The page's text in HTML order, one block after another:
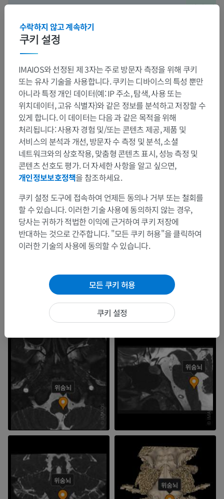
라미드,안쪽섬유띠,덮개척수로,안쪽세로다발을
포함합니다. 활꼴핵은 피라미드보다 더 앞쪽에서 발견
됩니다.
하며, 이
위숨뇌
위숨뇌에서는혀밑신경(올리브앞고랑에서 출현),미주신경,혀인
뇌부분(올리브뒤고랑에서 출현)과 같은 뇌신경이 관찰됩니다. 이
표면에서 출현하기 전에 그물체를 통과합니다.
이 번역에 오류가 있나요?
참고문헌
Snell, R.S. (2010). ‘Chapter 5: The Brainstem', in Clinical Neuroanatomy
Philadelphia: Wolters Kluwer Health/Lippincott Williams & Wilkins, pp. 199-206.
Iordanova R, Reddivari AKR. Neuroanatomy, Medulla Oblongata. [Updated 2023
쿠키 설정
수락하지 않고 계속하기
IMAIOS와 선정된 제 3자는 주로 방문자 측정을 위해 쿠키
또는 유사 기술을 사용합니다. 쿠키는 디바이스의 특성 뿐만
아니라 특정 개인 데이터(예: IP 주소, 탐색, 사용 또는
위치데이터, 고유 식별자)와 같은 정보를 분석하고 저장할 수
있게 합니다. 이 데이터는 다음 과 같은 목적을 위해
처리됩니다: 사용자 경험 및/또는 콘텐츠 제공, 제품 및
서비스의 분석과 개선, 방문자 수 측정 및 분석, 소셜
네트워크와의 상호작용, 맞춤형 콘텐츠 표시, 성능 측정 및
콘텐츠 선호도 평가. 더 자세한 사항을 알고 싶으면,
개인정보보호정책을 참조하세요.
쿠키 설정 도구에 접속하여 언제든 동의나 거부 또는 철회를
할 수 있습니다. 이러한 기술 사용에 동의하지 않는 경우,
당사는 귀하가 적법한 이익에 근거하여 쿠키 저장에
반대하는 것으로 간주합니다. "모든 쿠키 허용"을 클릭하여
이러한 기술의 사용에 동의할 수 있습니다.
모든 쿠키 허용
쿠키 설정